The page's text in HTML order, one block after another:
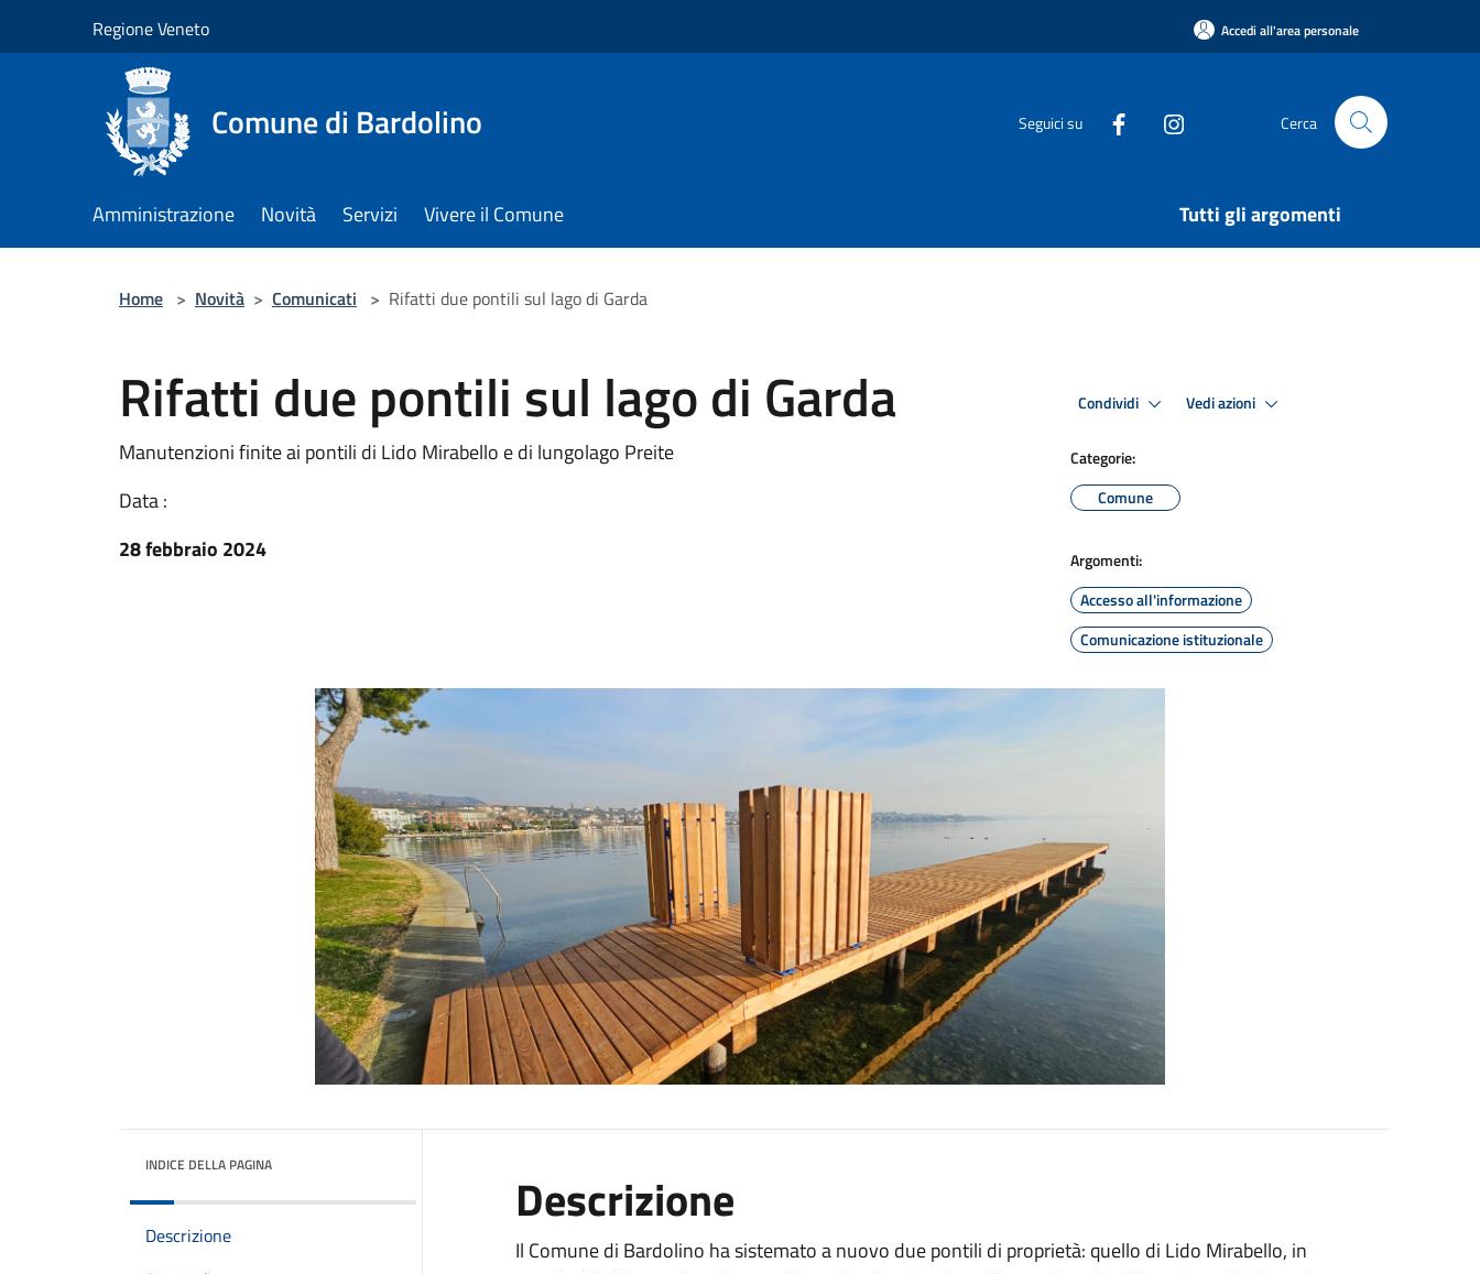
Regione Veneto Accedi all'area personale
Comune di Bardolino Seguici su Cerca
Amministrazione Novità Servizi Vivere il Comune Tutti gli argomenti
Home > Novità > Comunicati > Rifatti due pontili sul lago di Garda
Rifatti due pontili sul lago di Garda
Manutenzioni finite ai pontili di Lido Mirabello e di lungolago Preite
Data :
28 febbraio 2024
Condividi Vedi azioni
Categorie:
Comune
Argomenti:
Accesso all'informazione
Comunicazione istituzionale
INDICE DELLA PAGINA
Descrizione
Descrizione
Il Comune di Bardolino ha sistemato a nuovo due pontili di proprietà: quello di Lido Mirabello, in